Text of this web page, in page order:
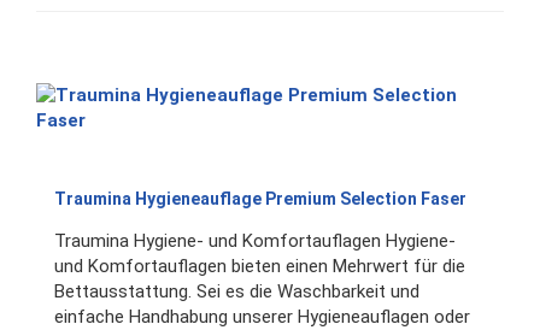
Traumina Hygieneauflage Premium Selection Faser
Traumina Hygiene- und Komfortauflagen Hygiene-
und Komfortauflagen bieten einen Mehrwert für die
Bettausstattung. Sei es die Waschbarkeit und
einfache Handhabung unserer Hygieneauflagen oder